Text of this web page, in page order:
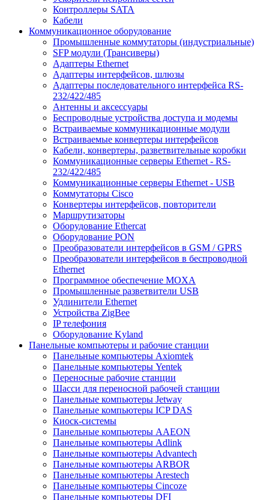
Контроллеры SATA
Кабели
Коммуникационное оборудование
Промышленные коммутаторы (индустриальные)
SFP модули (Трансиверы)
Адаптеры Ethernet
Адаптеры интерфейсов, шлюзы
Адаптеры последовательного интерфейса RS-
232/422/485
Антенны и аксессуары
Беспроводные устройства доступа и модемы
Встраиваемые коммуникационные модули
Встраиваемые конвертеры интерфейсов
Кабели, конвертеры, разветвительные коробки
Коммуникационные серверы Ethernet - RS-
232/422/485
Коммуникационные серверы Ethernet - USB
Коммутаторы Cisco
Конвертеры интерфейсов, повторители
Маршрутизаторы
Оборудование Ethercat
Оборудование PON
Преобразователи интерфейсов в GSM / GPRS
Преобразователи интерфейсов в беспроводной
Ethernet
Программное обеспечение MOXA
Промышленные разветвители USB
Удлинители Ethernet
Устройства ZigBee
IP телефония
Оборудование Kyland
Панельные компьютеры и рабочие станции
Панельные компьютеры Axiomtek
Панельные компьютеры Yentek
Переносные рабочие станции
Шасси для переносной рабочей станции
Панельные компьютеры Jetway
Панельные компьютеры ICP DAS
Киоск-системы
Панельные компьютеры AAEON
Панельные компьютеры Adlink
Панельные компьютеры Advantech
Панельные компьютеры ARBOR
Панельные компьютеры Arestech
Панельные компьютеры Cincoze
Панельные компьютеры DFI